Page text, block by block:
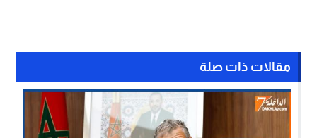
مقالات ذات صلة